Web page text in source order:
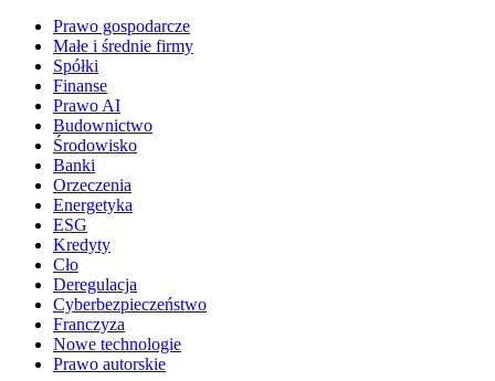
Prawo gospodarcze
Małe i średnie firmy
Spółki
Finanse
Prawo AI
Budownictwo
Środowisko
Banki
Orzeczenia
Energetyka
ESG
Kredyty
Cło
Deregulacja
Cyberbezpieczeństwo
Franczyza
Nowe technologie
Prawo autorskie